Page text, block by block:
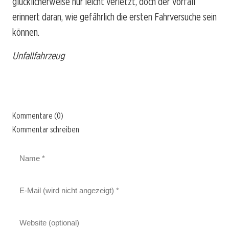
erinnert daran, wie gefährlich die ersten Fahrversuche sein
können.
Unfallfahrzeug
Kommentare (0)
Kommentar schreiben